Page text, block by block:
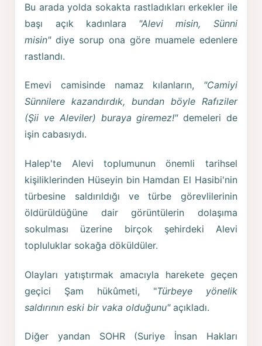
Bu arada yolda sokakta rastladıkları erkekler ile
başı açık kadınlara "Alevi misin, Sünni
misin"diye sorup ona göre muamele edenlere
rastlandı.
Emevi camisinde namaz kılanların, "Camiyi
Sünnilere kazandırdık, bundan böyle Rafıziler
(Şii ve Aleviler) buraya giremez!" demeleri de
işin cabasıydı.
Halep'te Alevi toplumunun önemli tarihsel
kişiliklerinden Hüseyin bin Hamdan El Hasibi'nin
türbesine saldırıldığı ve türbe görevlilerinin
öldürüldüğüne dair görüntülerin dolaşıma
sokulması üzerine birçok şehirdeki Alevi
topluluklar sokağa döküldüler.
Olayları yatıştırmak amacıyla harekete geçen
geçici Şam hükûmeti, "Türbeye yönelik
saldırının eski bir vaka olduğunu"açıkladı.
Diğer yandan SOHR (Suriye İnsan Hakları